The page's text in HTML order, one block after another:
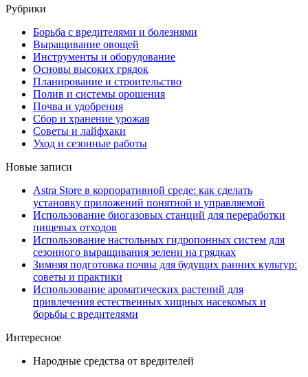
Рубрики
Борьба с вредителями и болезнями
Выращивание овощей
Инструменты и оборудование
Основы высоких грядок
Планирование и строительство
Полив и системы орошения
Почва и удобрения
Сбор и хранение урожая
Советы и лайфхаки
Уход и сезонные работы
Новые записи
Astra Store в корпоративной среде: как сделать
установку приложений понятной и управляемой
Использование биогазовых станций для переработки
пищевых отходов
Использование настольных гидропонных систем для
сезонного выращивания зелени на грядках
Зимняя подготовка почвы для будущих ранних культур:
советы и практики
Использование ароматических растений для
привлечения естественных хищных насекомых и
борьбы с вредителями
Интересное
Народные средства от вредителей